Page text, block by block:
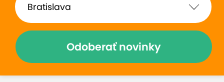
Odoberať novinky